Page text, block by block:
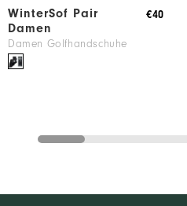
WinterSof Pair
Damen
Damen Golfhandschuhe
€40